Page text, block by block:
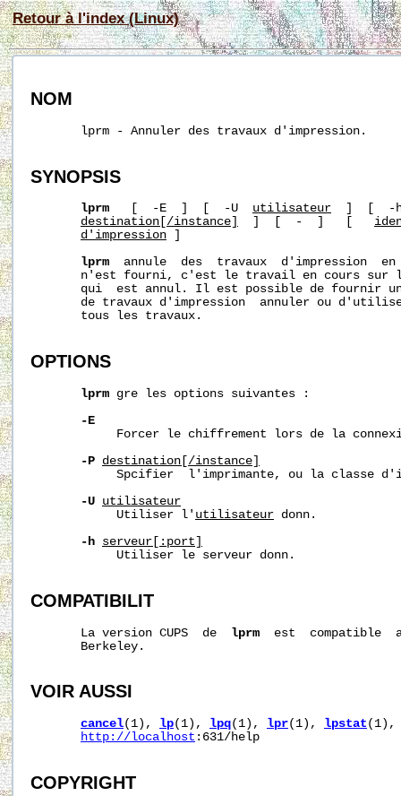
Retour à l'index (Linux)
NOM
       lprm - Annuler des travaux d'impression.
SYNOPSIS
lprm
   [  -E  ]  [  -U
utilisateur
]  [
destination[/instance]
  ]  [  -  ]   [
d'impression
lprm
annule  des  travaux  d'impression
n'est fourni, c'est le travail en cours sur
qui  est annul. Il est possible de fournir
de travaux d'impression  annuler ou
       tous les travaux.
OPTIONS
lprm gre les options suivantes :
-E
Forcer le chiffrement lors de la
-P destination[/instance]
Spcifier  l'imprimante, ou la classe
-U utilisateur
            Utiliser l'
utilisateur donn.
-h serveur[:port]
            Utiliser le serveur donn.
COMPATIBILIT
       La version CUPS  de
lprm
est  compatible
       Berkeley.
VOIR AUSSI
cancel(1), lp(1), lpq(1), lpr(1), lpstat (1),
http://localhost :631/help
COPYRIGHT